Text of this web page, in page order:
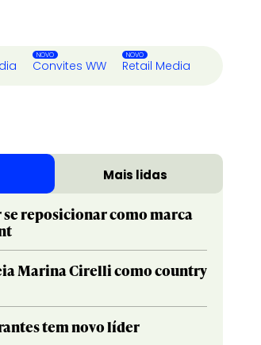
Convites WW Retail Media
Mais lidas
reposicionar como marca
Marina Cirelli como country
tem novo líder